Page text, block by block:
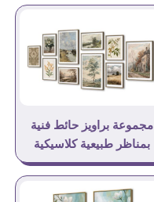
مجموعة براويز حائط فنية
بمناظر طبيعية كلاسيكية